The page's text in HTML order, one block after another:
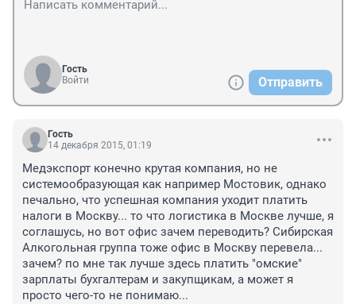
Гость
Войти
Отправить
Гость
14 декабря 2015, 01:19
Медэкспорт конечно крутая компания, но не
системообразующая как например Мостовик, однако
печально, что успешная компания уходит платить
налоги в Москву... то что логистика в Москве лучше, я
соглашусь, но вот офис зачем переводить? Сибирская
Алкогольная группа тоже офис в Москву перевела...
зачем? по мне так лучше здесь платить "омские"
зарплаты бухгалтерам и закупщикам, а может я
просто чего-то не понимаю...